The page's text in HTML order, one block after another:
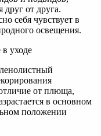
друг от друга.
себя чувствует в
освещения.
от плюща,
в основном
положении